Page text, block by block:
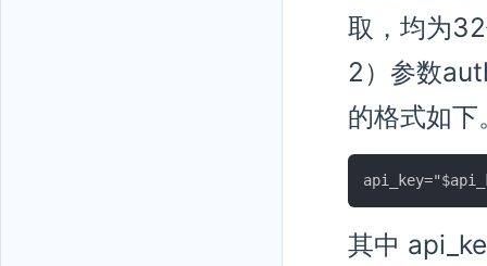
取，均为
2）参数
的格式如下
其中